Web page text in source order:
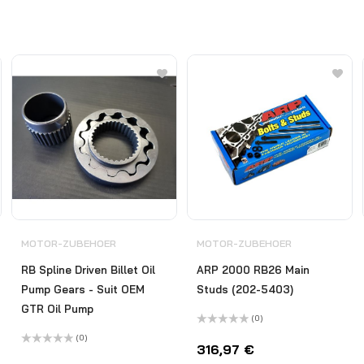
MOTOR-ZUBEHOER
RB Spline Driven Billet Oil
Pump Gears - Suit OEM
GTR Oil Pump
(0)
MOTOR-ZUBEHOER
ARP 2000 RB26 Main
Studs (202-5403)
mit
0
(0)
316,97 €